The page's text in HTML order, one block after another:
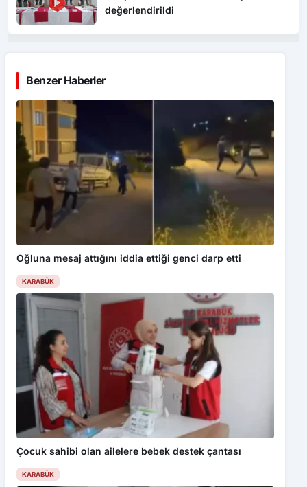
değerlendirildi
Benzer Haberler
Oğluna mesaj attığını iddia ettiği genci darp etti
KARABÜK
Çocuk sahibi olan ailelere bebek destek çantası
KARABÜK